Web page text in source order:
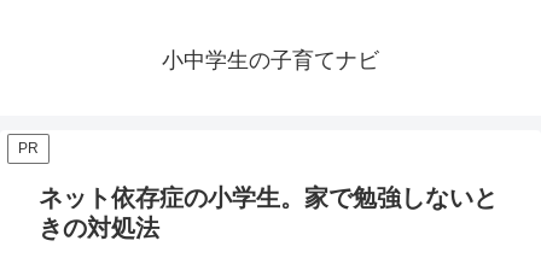
小中学生の子育てナビ
PR
ネット依存症の小学生。家で勉強しないと
きの対処法